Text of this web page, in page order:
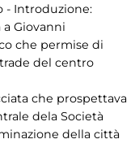
- Introduzione:
Giovanni
che permise di
del centro
che prospettava
dela Società
della città